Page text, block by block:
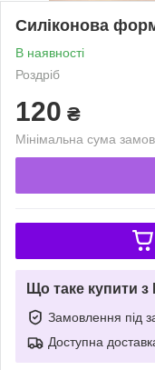
Силіконова
В наявності
Роздріб
120 ₴
Мінімальна сума
Що таке купити
Замовлення під
Доступна